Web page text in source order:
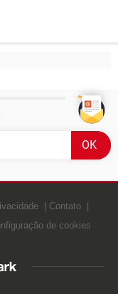
Contato
de cookies